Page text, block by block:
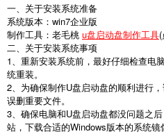
一、关于安装系统准备
系统版本：win7企业版
制作工具：老毛桃 u盘启动盘制作工具
二、关于安装系统事项
1、重新安装系统前，最好仔细检查电
统重装。
2、为确保制作U盘启动盘的顺利进行
误删重要文件。
3、确保电脑和U盘启动盘都没问题之
站，下载合适的Windows版本的系统镜